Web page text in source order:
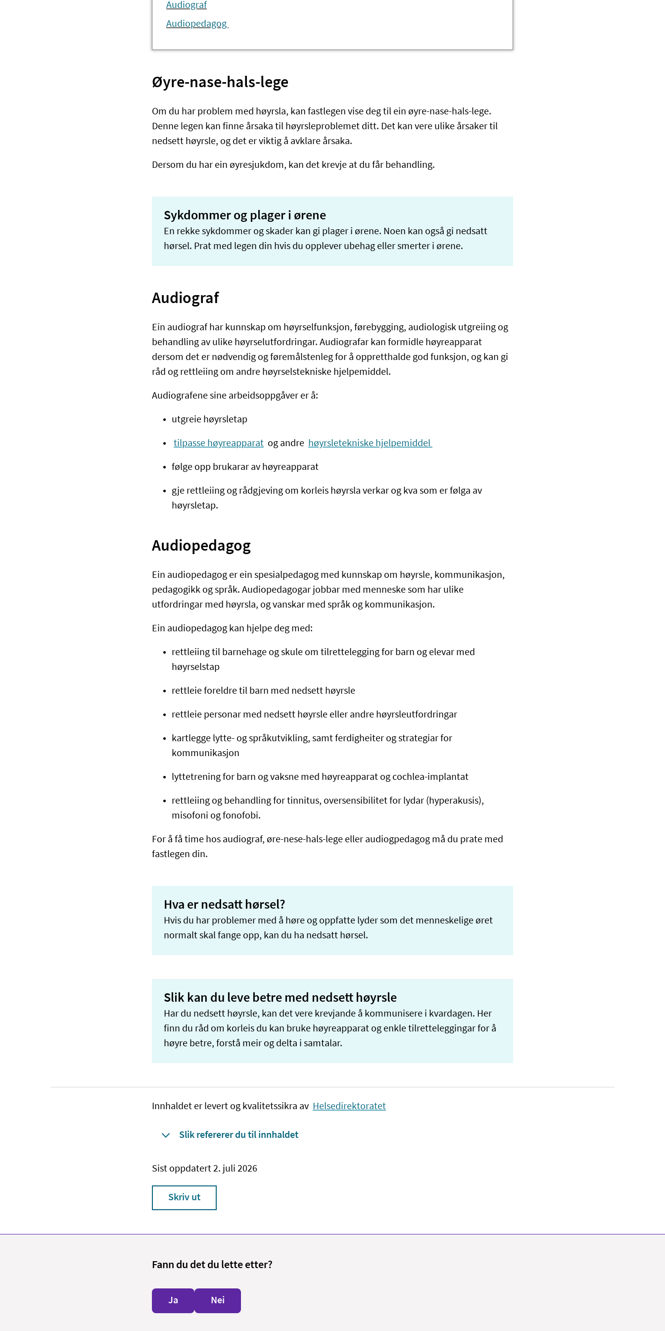
Audiograf
Audiopedagog
Øyre-nase-hals-lege
Om du har problem med høyrsla, kan fastlegen vise deg til ein øyre-nase-hals-lege.
Denne legen kan finne årsaka til høyrsleproblemet ditt. Det kan vere ulike årsaker til
nedsett høyrsle, og det er viktig å avklare årsaka.
Dersom du har ein øyresjukdom, kan det krevje at du får behandling.
Sykdommer og plager i ørene
En rekke sykdommer og skader kan gi plager i ørene. Noen kan også gi nedsatt
hørsel. Prat med legen din hvis du opplever ubehag eller smerter i ørene.
Audiograf
Ein audiograf har kunnskap om høyrselfunksjon, førebygging, audiologisk utgreiing og
behandling av ulike høyrselutfordringar. Audiografar kan formidle høyreapparat
dersom det er nødvendig og føremålstenleg for å oppretthalde god funksjon, og kan gi
råd og rettleiing om andre høyrselstekniske hjelpemiddel.
Audiografene sine arbeidsoppgåver er å:
utgreie høyrsletap
tilpasse høyreapparat og andre høyrsletekniske hjelpemiddel
følge opp brukarar av høyreapparat
gje rettleiing og rådgjeving om korleis høyrsla verkar og kva som er følga av
høyrsletap.
Audiopedagog
Ein audiopedagog er ein spesialpedagog med kunnskap om høyrsle, kommunikasjon,
pedagogikk og språk. Audiopedagogar jobbar med menneske som har ulike
utfordringar med høyrsla, og vanskar med språk og kommunikasjon.
Ein audiopedagog kan hjelpe deg med:
rettleiing til barnehage og skule om tilrettelegging for barn og elevar med
høyrselstap
rettleie foreldre til barn med nedsett høyrsle
rettleie personar med nedsett høyrsle eller andre høyrsleutfordringar
kartlegge lytte- og språkutvikling, samt ferdigheiter og strategiar for
kommunikasjon
lyttetrening for barn og vaksne med høyreapparat og cochlea-implantat
rettleiing og behandling for tinnitus, oversensibilitet for lydar (hyperakusis),
misofoni og fonofobi.
For å få time hos audiograf, øre-nese-hals-lege eller audiogpedagog må du prate med
fastlegen din.
Hva er nedsatt hørsel?
Hvis du har problemer med å høre og oppfatte lyder som det menneskelige øret
normalt skal fange opp, kan du ha nedsatt hørsel.
Slik kan du leve betre med nedsett høyrsle
Har du nedsett høyrsle, kan det vere krevjande å kommunisere i kvardagen. Her
finn du råd om korleis du kan bruke høyreapparat og enkle tilretteleggingar for å
høyre betre, forstå meir og delta i samtalar.
Innhaldet er levert og kvalitetssikra av Helsedirektoratet
Slik refererer du til innhaldet
Sist oppdatert 2. juli 2026
Skriv ut
Fann du det du lette etter?
Ja Nei